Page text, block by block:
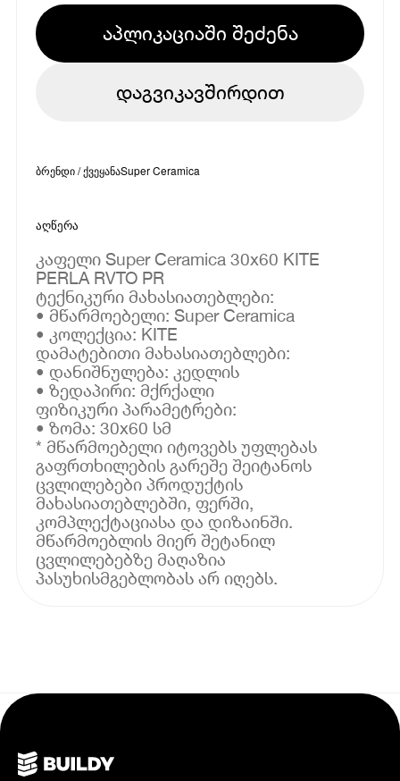
აპლიკაციაში შეძენა
დაგვიკავშირდით
ბრენდი / ქვეყანაSuper Ceramica
აღწერა
კაფელი Super Ceramica 30x60 KITE
PERLA RVTO PR
ტექნიკური მახასიათებლები:
• მწარმოებელი: Super Ceramica
• კოლექცია: KITE
დამატებითი მახასიათებლები:
• დანიშნულება: კედლის
• ზედაპირი: მქრქალი
ფიზიკური პარამეტრები:
• ზომა: 30x60 სმ
* მწარმოებელი იტოვებს უფლებას
გაფრთხილების გარეშე შეიტანოს
ცვლილებები პროდუქტის
მახასიათებლებში, ფერში,
კომპლექტაციასა და დიზაინში.
მწარმოებლის მიერ შეტანილ
ცვლილებებზე მაღაზია
პასუხისმგებლობას არ იღებს.